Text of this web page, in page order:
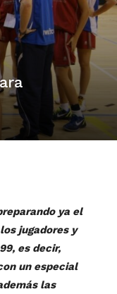
ya el
jugadores y
es decir,
un especial
las